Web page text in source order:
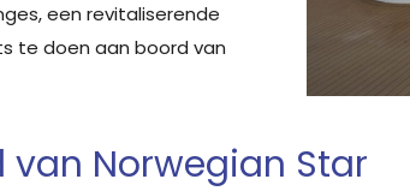
een revitaliserende
te doen aan boord van
Norwegian Star